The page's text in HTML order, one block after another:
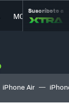
MOVILIDAD
Suscríbete a
iPhone Air